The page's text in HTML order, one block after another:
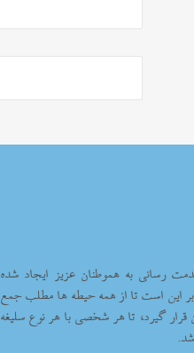
رسانی به هموطنان عزیز ایجاد شده
این است تا از همه حیطه ها مطلب جمع
قرار گیرد، تا هر شخصی با هر نوع سلیغه